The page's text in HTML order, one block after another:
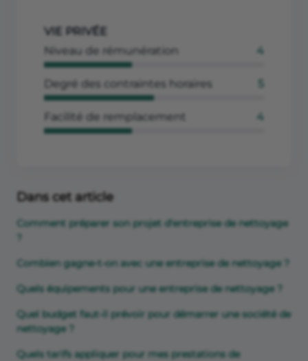
VIE PRIVÉE
Niveau de rémunération
4
Degré des contraintes horaires
Facilité de remplacement 4
Dans cet article
Comment préparer son projet d'entreprise de nettoyage
?
Combien gagne-t-on avec une entreprise de nettoyage ?
Quels équipements pour une entreprise de nettoyage ?
Quel budget faut-il prévoir pour démarrer une société de
nettoyage ?
Quels tarifs appliquer pour mes prestations de